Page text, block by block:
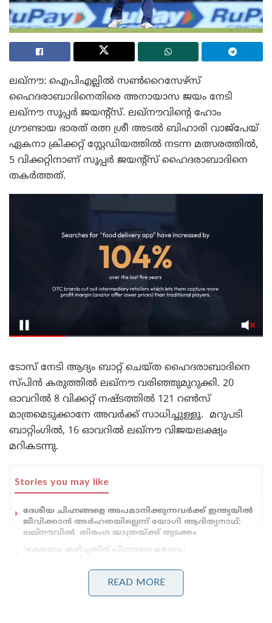
ലഖ്നൗ: ഐപിഎല്ലിൽ സൺറൈസേഴ്സ്
ഹൈദരാബാദിനെതിരെ അനായാസ ജയം നേടി
ലഖ്നൗ സൂപ്പർ ജയന്റ്സ്. ലഖ്നൗവിന്റെ ഹോം
ഗ്രൗണ്ടായ ഭാരത് രത്ന ശ്രീ അടൽ ബിഹാരി വാജ്പേയ്
ഏകനാ ക്രിക്കറ്റ് സ്റ്റേഡിയത്തിൽ നടന്ന മത്സരത്തിൽ,
5 വിക്കറ്റിനാണ് സൂപ്പർ ജയന്റ്സ് ഹൈദരാബാദിനെ
തകർത്തത്.
ടോസ് നേടി ആദ്യം ബാറ്റ് ചെയ്ത ഹൈദരാബാദിനെ
സ്പിൻ കരുത്തിൽ ലഖ്നൗ വരിഞ്ഞുമുറുക്കി. 20
ഓവറിൽ 8 വിക്കറ്റ് നഷ്ടത്തിൽ 121 റൺസ്
മാത്രമെടുക്കാനേ അവർക്ക് സാധിച്ചുള്ളൂ. മറുപടി
ബാറ്റിംഗിൽ, 16 ഓവറിൽ ലഖ്നൗ വിജയലക്ഷ്യം
മറികടന്നു.
Stories you may like
ദേശീയ ചിഹ്നങ്ങളെ അപമാനിക്കുന്നവർക്ക് ഇന്ത്യയിൽ
ജീവിക്കാൻ അർഹതയില്ലെന്ന് യോഗി ആദിത്യനാഥ്:
ലഖ്‌നൗവിൽ തിരംഗ യാത്രയ്ക്ക് തുടക്കം
‘ഭക്ഷണം കഴിച്ചതിന് പിന്നാലെ മരണം;
അജ്ഞാത തോക്കുധാരികളുടെ പേടിസ്വപ്നത്തിൽ
READ MORE